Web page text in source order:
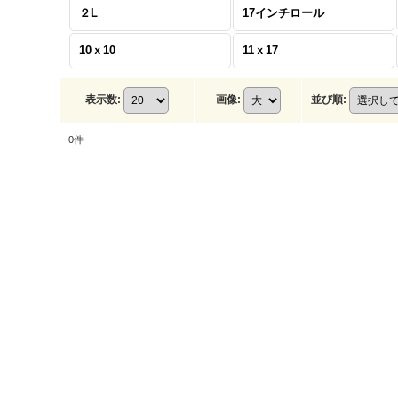
２L 17インチロール
10ｘ10 11ｘ17
表示数: 画像: 並び順:
0件